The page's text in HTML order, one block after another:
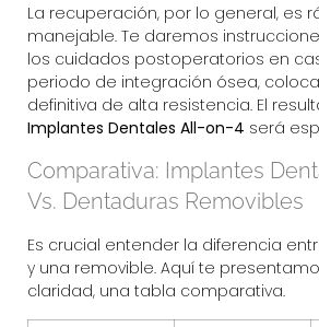
La recuperación, por lo general, es
manejable. Te daremos
los cuidados postoperatorios en
periodo de integración ósea,
definitiva de alta resistencia. El
Implantes Dentales All-on-4 será
Comparativa: Implantes
Vs. Dentaduras Removibles
Es crucial entender la diferencia
y una removible. Aquí te
claridad, una tabla comparativa.